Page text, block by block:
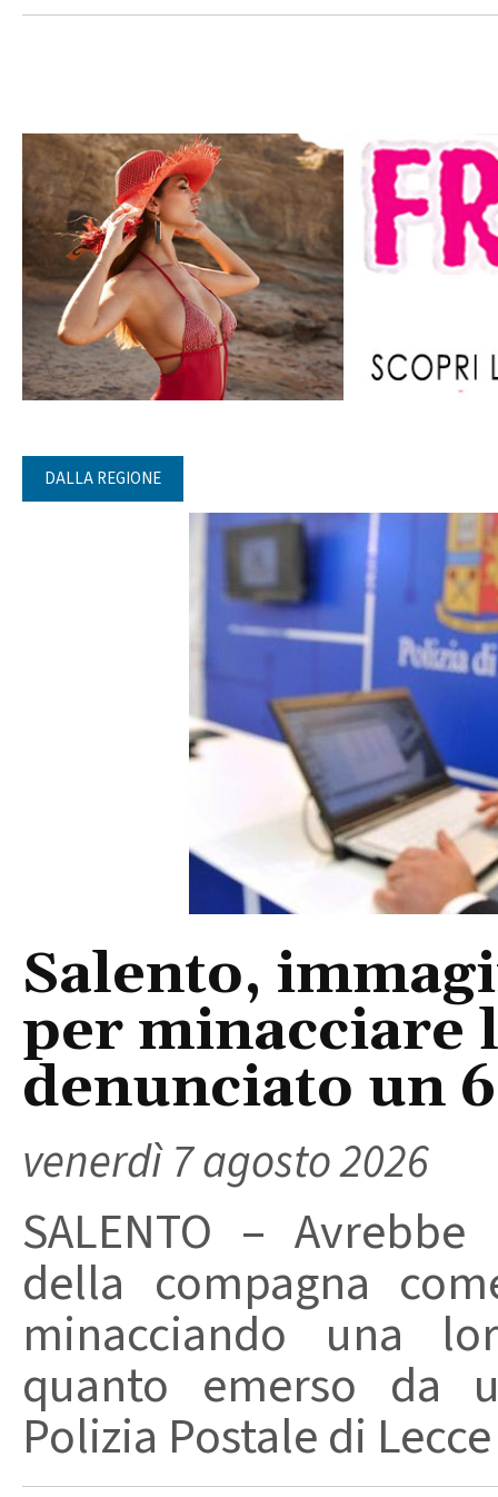
DALLA REGIONE
Salento,
per minacciare
denunciato un
venerdì 7 agosto 2026
SALENTO –
della compagna
minacciando una
quanto emerso da
Polizia Postale di